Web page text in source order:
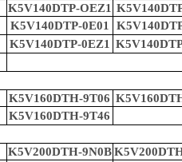
K5V140DTP-OEZ1
K5V140DTP-0E01
K5V140DTP-0EZ1
K5V160DTH-9T06
K5V160DTH-9T46
K5V200DTH-9N0B